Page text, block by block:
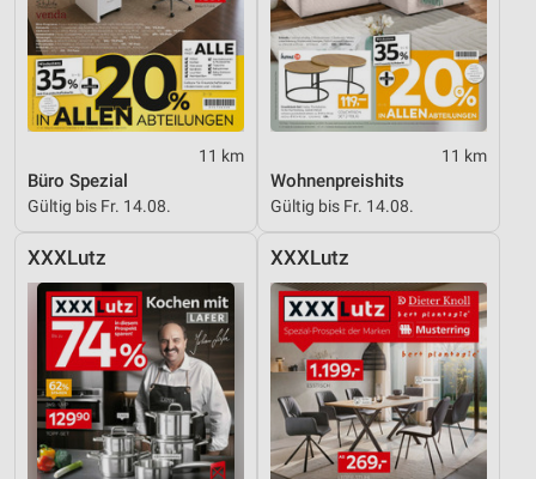
11 km
Büro Spezial
Gültig bis Fr. 14.08.
11 km
Wohnenpreishits
Gültig bis Fr. 14.08.
XXXLutz XXXLutz
Geräte anhand von aktiv angeforderten
Informationen identifizieren
Nicht-IAB-Verarbeitungszwecke:
Notwendig
Funktional
Werbung